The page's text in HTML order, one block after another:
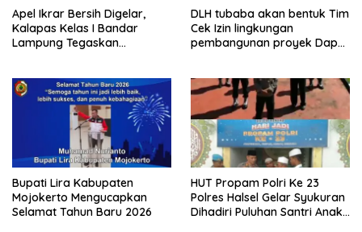
Apel Ikrar Bersih Digelar,
Kalapas Kelas I Bandar
Lampung Tegaskan
DLH tubaba akan bentuk Tim
Cek Izin lingkungan
pembangunan proyek Dapur
Bupati Lira Kabupaten
Mojokerto Mengucapkan
Selamat Tahun Baru 2026
HUT Propam Polri Ke 23
Polres Halsel Gelar Syukuran
Dihadiri Puluhan Santri Anak